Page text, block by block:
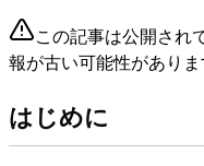
この記事は公開され
報が古い可能性がありま
はじめに